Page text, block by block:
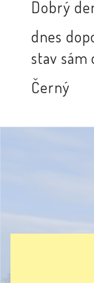
Dobrý
dnes
stav sám
Černý